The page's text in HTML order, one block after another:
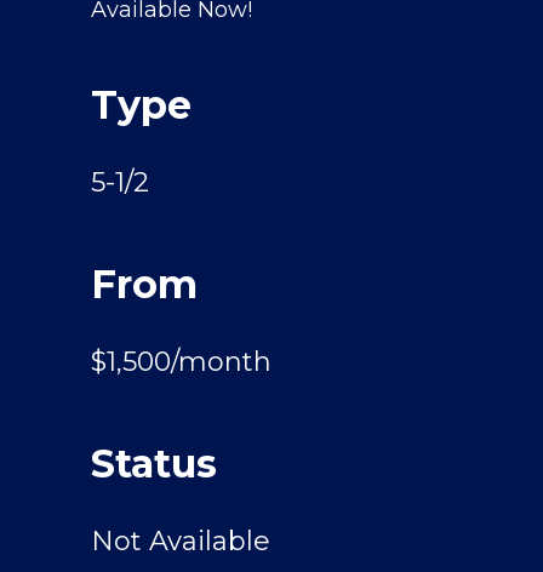
Available Now!
Type
5-1/2
From
$1,500/month
Status
Not Available